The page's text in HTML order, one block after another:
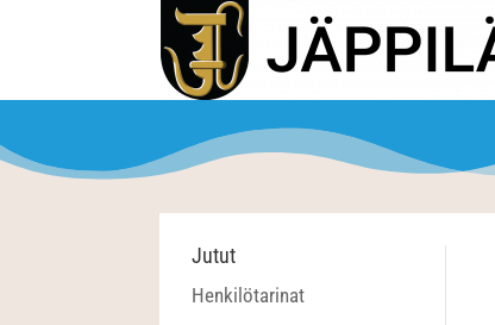
Jutut
Henkilötarinat